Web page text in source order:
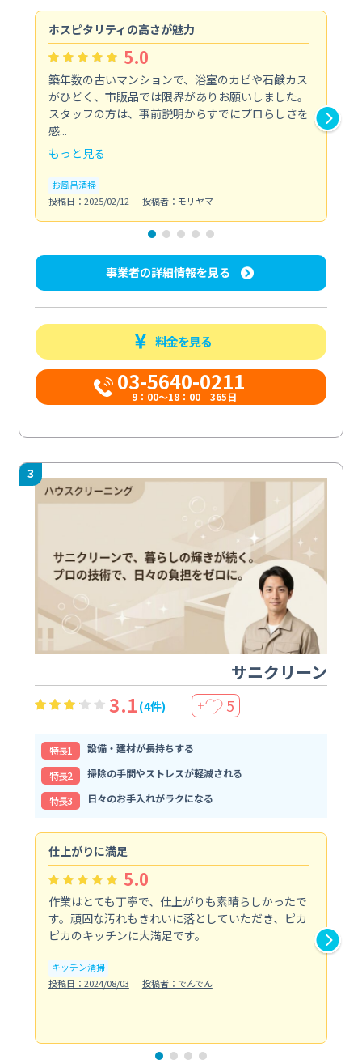
ホスピタリティの高さが魅力
5.0
築年数の古いマンションで、浴室のカビや石鹸カス
がひどく、市販品では限界がありお願いしました。
スタッフの方は、事前説明からすでにプロらしさを
感...
もっと見る
お風呂清掃
投稿日：2025/02/12
投稿者：モリヤマ
事業者の詳細情報を見る
料金を見る
03-5640-0211
9：00～18：00 365日
3
サニクリーン
3.1 (4件) ＋ 5
特⻑1
設備・建材が長持ちする
特⻑2
掃除の手間やストレスが軽減される
特⻑3
日々のお手入れがラクになる
仕上がりに満足
5.0
作業はとても丁寧で、仕上がりも素晴らしかったで
す。頑固な汚れもきれいに落としていただき、ピカ
ピカのキッチンに大満足です。
キッチン清掃
投稿日：2024/08/03
投稿者：でんでん